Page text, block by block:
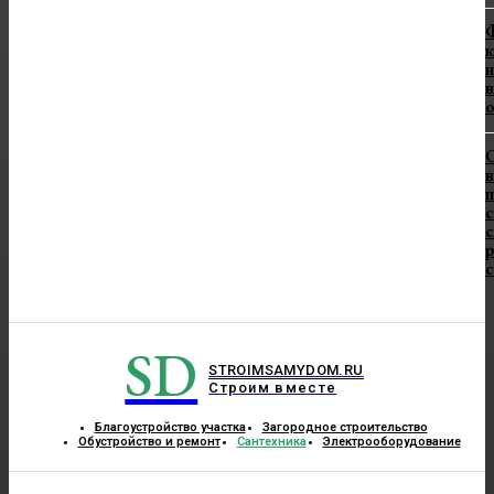
SD
STROIMSAMYDOM.RU
Строим вместе
Благоустройство участка
Загородное строительство
Обустройство и ремонт
Сантехника Электрооборудование